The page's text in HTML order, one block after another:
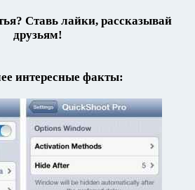
Ставь лайки, рассказывай
друзьям!
интересные факты: